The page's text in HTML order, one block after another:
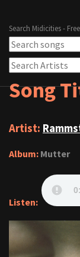
Search Midicities -
Song
Artist:
Album: Mutter
Listen: